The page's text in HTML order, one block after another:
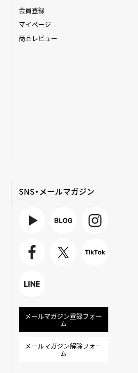
会員登録
マイページ
商品レビュー
SNS・メールマガジン
メールマガジン登録フォー
ム
メールマガジン解除フォー
ム